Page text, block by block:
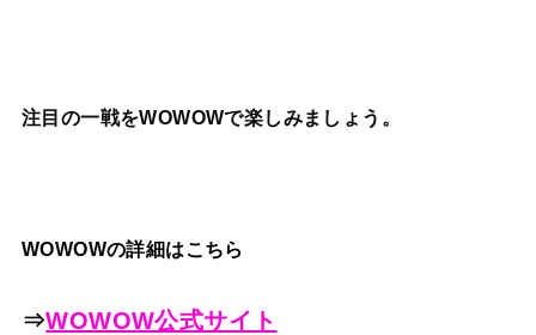
注目の一戦をWOWOWで楽しみましょう。
WOWOWの詳細はこちら
⇒WOWOW公式サイト